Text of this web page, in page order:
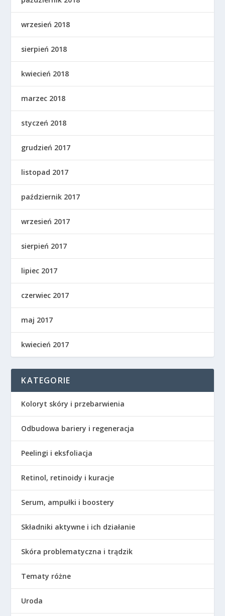
wrzesień 2018
sierpień 2018
kwiecień 2018
marzec 2018
styczeń 2018
grudzień 2017
listopad 2017
październik 2017
wrzesień 2017
sierpień 2017
lipiec 2017
czerwiec 2017
maj 2017
kwiecień 2017
KATEGORIE
Koloryt skóry i przebarwienia
Odbudowa bariery i regeneracja
Peelingi i eksfoliacja
Retinol, retinoidy i kuracje
Serum, ampułki i boostery
Składniki aktywne i ich działanie
Skóra problematyczna i trądzik
Tematy różne
Uroda